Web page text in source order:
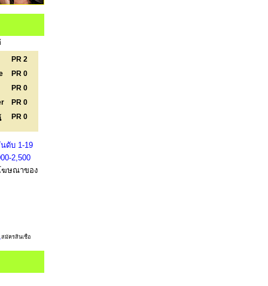
PR 2
PR 0
PR 0
PR 0
PR 0
ดับ 1-19
2,500
ฆษณาของ
สมัครสินเชื่อ